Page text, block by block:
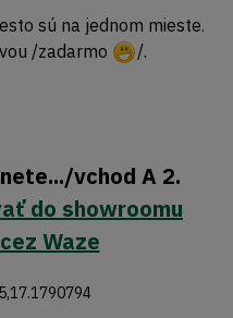
sú na jednom mieste.
/zadarmo
/.
vchod A 2.
do showroomu
Waze